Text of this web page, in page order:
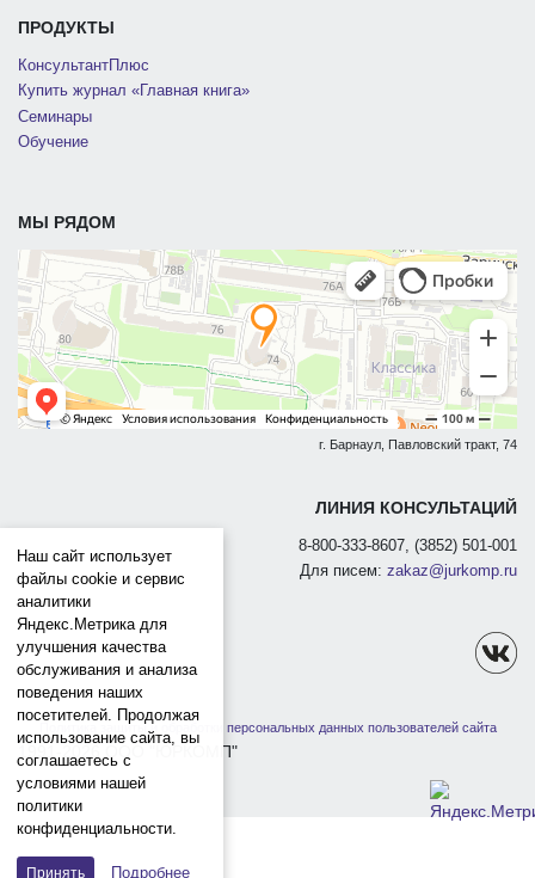
ПРОДУКТЫ
КонсультантПлюс
Купить журнал «Главная книга»
Семинары
Обучение
МЫ РЯДОМ
г. Барнаул, Павловский тракт, 74
ЛИНИЯ КОНСУЛЬТАЦИЙ
8-800-333-8607, (3852) 501-001
Для писем: zakaz@jurkomp.ru
Политика защиты и обработки персональных данных пользователей сайта
1991-2026 ООО "ЮРКОМП"
Наш сайт использует
файлы cookie и сервис
аналитики
Яндекс.Метрика для
улучшения качества
обслуживания и анализа
поведения наших
посетителей. Продолжая
использование сайта, вы
соглашаетесь с
условиями нашей
политики
конфиденциальности.
Принять Подробнее